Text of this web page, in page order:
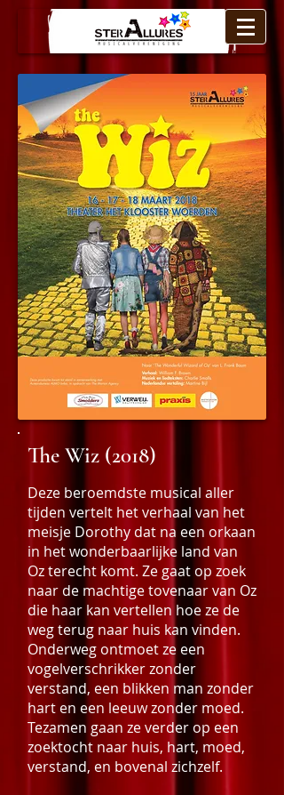
The Wiz (2018) ​
Deze beroemdste musical aller
tijden vertelt het verhaal van het
meisje Dorothy dat na een orkaan
in het wonderbaarlijke land van
Oz terecht komt. Ze gaat op zoek
naar de machtige tovenaar van Oz
die haar kan vertellen hoe ze de
weg terug naar huis kan vinden.
Onderweg ontmoet ze een
vogelverschrikker zonder
verstand, een blikken man zonder
hart en een leeuw zonder moed.
Tezamen gaan ze verder op een
zoektocht naar huis, hart, moed,
verstand, en bovenal zichzelf.